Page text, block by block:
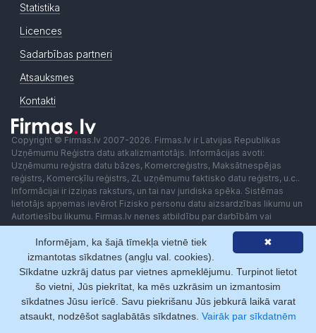
Statistika
Licences
Sadarbības partneri
Atsauksmes
Kontakti
Copyright © Firmas.lv 2007-2026. Firmas.lv ir Latvijas Republikas
Uzņēmumu Reģistra datu atkalizmantotājs. Informācijas avoti:
Uzņēmumu reģistra datu bāzes, Komercreģistrs, Maksātnespējas
reģistrs, Komercķīlu reģistrs, ZL uzņēmumu faktisko datu reģistrs, u.c..
Informācijai ir izziņas raksturs, un tai nav juridiska spēka. Sistēmas
lietotājs apņemas ievērot Fizisko personu datu aizsardzības likumu un
Autortiesību likumu. Firmas.lv nenes atbildību par darbībām vai
lēmumiem, kas balstīti uz saņemto pakalpojumu. Lietotājam aizliegts
izmantot jebkādas automatizētas sistēmas vai iekārtas (robotus)
piekļuvei sistēmai bez rakstiskas saskaņošanas ar Firmas.lv. Galvenā
redaktore: Ingūna Pempere.
Lietošanas noteikumi
Privātuma politika Norēķini ar
✖
Informējam, ka šajā tīmekļa vietnē tiek
izmantotas sīkdatnes (angļu val. cookies).
Sīkdatne uzkrāj datus par vietnes apmeklējumu. Turpinot lietot
šo vietni, Jūs piekrītat, ka mēs uzkrāsim un izmantosim
sīkdatnes Jūsu ierīcē. Savu piekrišanu Jūs jebkurā laikā varat
atsaukt, nodzēšot saglabātās sīkdatnes. Vairāk par sīkdatnēm